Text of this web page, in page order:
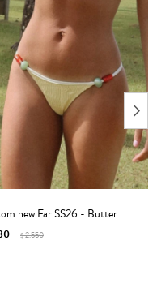
new Far SS26 - Butter
$2.550